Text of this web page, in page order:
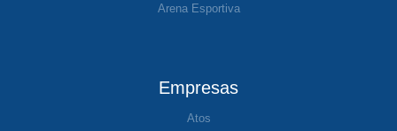
Arena Esportiva
Empresas
Atos